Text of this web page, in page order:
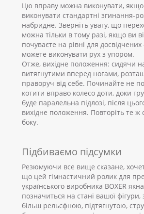
Цю вправу можна виконувати,
виконувати стандартні згинання-
набридне. Зверніть увагу, що
можна тільки в тому разі, якщо ви
почуваєте на рівні для
можете виконувати рух з упором.
Отже, вихідне положення: сидячи на
витягнутими вперед ногами,
праворуч від себе. Починайте не
котити вправо колесо доти, доки
буде паралельна підлозі, після
вихідне положення. Повторіть те ж
боку.
Підбиваємо підсумки
Резюмуючи все вище сказане,
що цей гімнастичний ролик для
українського виробника BOXER
позначиться на стані вашої фігури,
більш рельєфною, підтягнутою,